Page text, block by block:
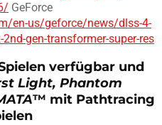
GeForce
en-us/geforce/news/dlss-4-
gen-transformer-super-res
verfügbar und
Light, Phantom
™ mit Pathtracing